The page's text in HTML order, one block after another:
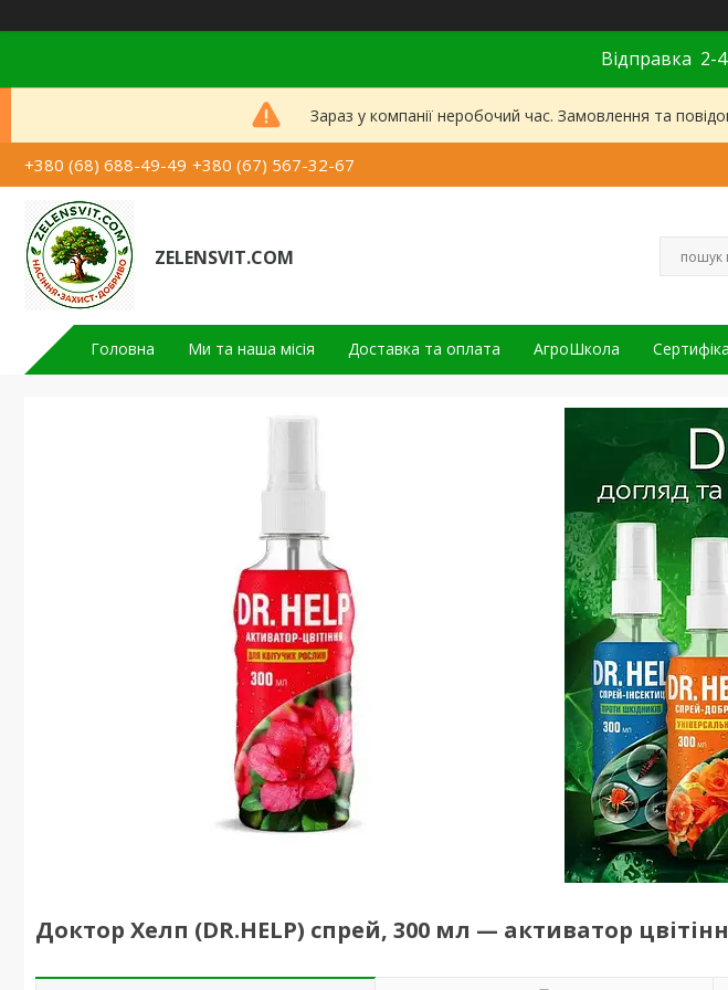
Відправка 2-4
Зараз у компанії неробочий час. Замовлення та
+380 (68) 688-49-49 +380 (67) 567-32-67
ZELENSVIT.COM
Головна Ми та наша місія Доставка та оплата АгроШкола
Доктор Хелп (DR.HELP) спрей, 300 мл — активатор